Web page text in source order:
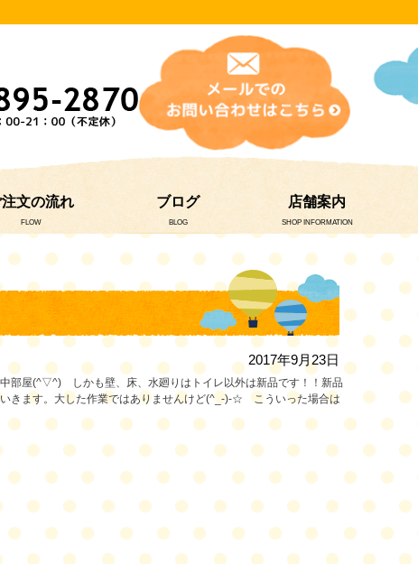
注文の流れ
FLOW
ブログ
BLOG
店舗案内
SHOP INFORMATION
2017年9月23日
部屋(^▽^) しかも壁、床、水廻りはトイレ以外は新品です！！新品
きます。大した作業ではありませんけど(^_-)-☆ こういった場合は